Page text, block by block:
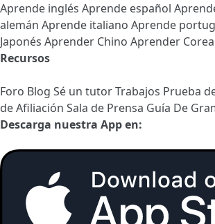
Aprende inglés Aprende español
alemán Aprende italiano Aprende
Japonés Aprender Chino Aprender
Recursos
Foro Blog Sé un tutorTrabajos Prueba
de Afiliación Sala de Prensa Guía De
Descarga nuestra App en: